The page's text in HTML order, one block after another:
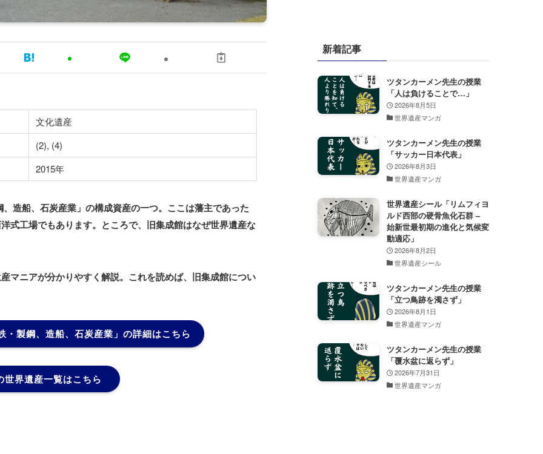
文化遺産
(2), (4)
2015年
造船、石炭産業」の構成資産の一つ。ここは藩主であった
式工場でもあります。ところで、旧集成館はなぜ世界遺産な
マニアが分かりやすく解説。これを読めば、旧集成館につい
製鋼、造船、石炭産業」 の詳細はこちら
世界遺産一覧はこちら
新着記事
ツタンカーメン先生の授業
「人は負けることで…」
2026年8月5日
世界遺産マンガ
ツタンカーメン先生の授業
「サッカー日本代表」
2026年8月3日
世界遺産マンガ
世界遺産シール「リムフィヨ
ルド西部の硬骨魚化石群 –
始新世最初期の進化と気候変
動適応」
2026年8月2日
世界遺産シール
ツタンカーメン先生の授業
「立つ鳥跡を濁さず」
2026年8月1日
世界遺産マンガ
ツタンカーメン先生の授業
「覆水盆に返らず」
2026年7月31日
世界遺産マンガ